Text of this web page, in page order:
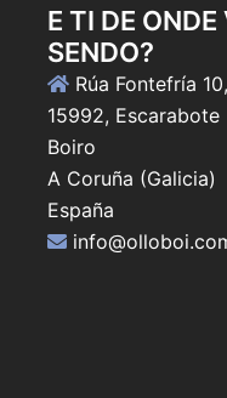
E TI DE ONDE
SENDO?
Rúa Fontefría
15992, Escarabote
Boiro
A Coruña (Galicia)
España